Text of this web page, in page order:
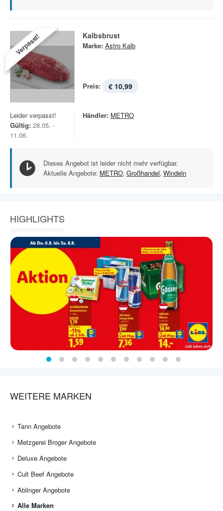
Verpasst! Kalbsbrust
Marke: Astro Kalb
Preis: € 10,99
Leider verpasst!
Gültig: 28.05. -
11.06.
Händler: METRO
Dieses Angebot ist leider nicht mehr verfügbar.
Aktuelle Angebote: METRO, Großhandel, Windeln
HIGHLIGHTS
WEITERE MARKEN
Tann Angebote
Metzgerei Broger Angebote
Deluxe Angebote
Cult Beef Angebote
Ablinger Angebote
Alle Marken